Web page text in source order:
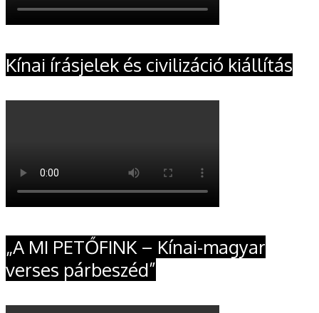
Kínai írásjelek és civilizáció kiállítás
„A MI PETŐFINK – Kínai-magyar
verses párbeszéd”